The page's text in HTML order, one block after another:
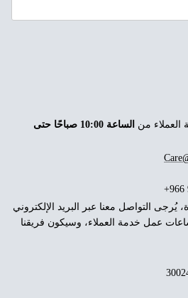
من
الساعة 10:00 صباحًا حتى
يُرجى التواصل معنا عبر البريد الإلكتروني
عمل خدمة العملاء، وسيكون فريقنا